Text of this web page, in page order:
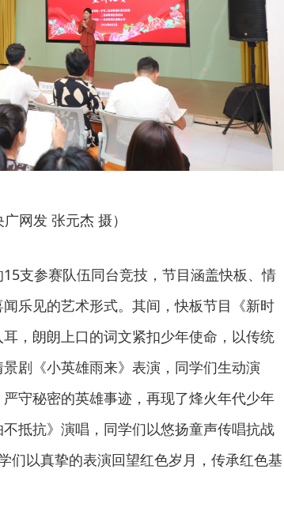
网发 张元杰 摄）
支参赛队伍同台竞技，节目涵盖快板、情
乐见的艺术形式。其间，快板节目《新时
，朗朗上口的词文紧扣少年使命，以传统
剧《小英雄雨来》表演，同学们生动演
守秘密的英雄事迹，再现了烽火年代少年
抵抗》演唱，同学们以悠扬童声传唱抗战
以真挚的表演回望红色岁月，传承红色基